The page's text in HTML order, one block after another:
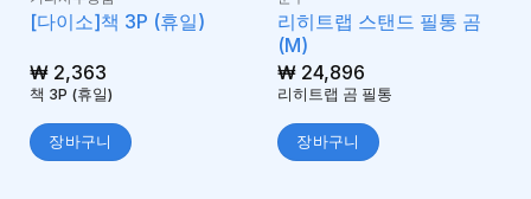
[다이소]책 3P (휴일)
₩2,363
책 3P (휴일)
장바구니
리히트랩 스탠드 필통 곰
(M)
₩24,896
리히트랩 곰 필통
장바구니